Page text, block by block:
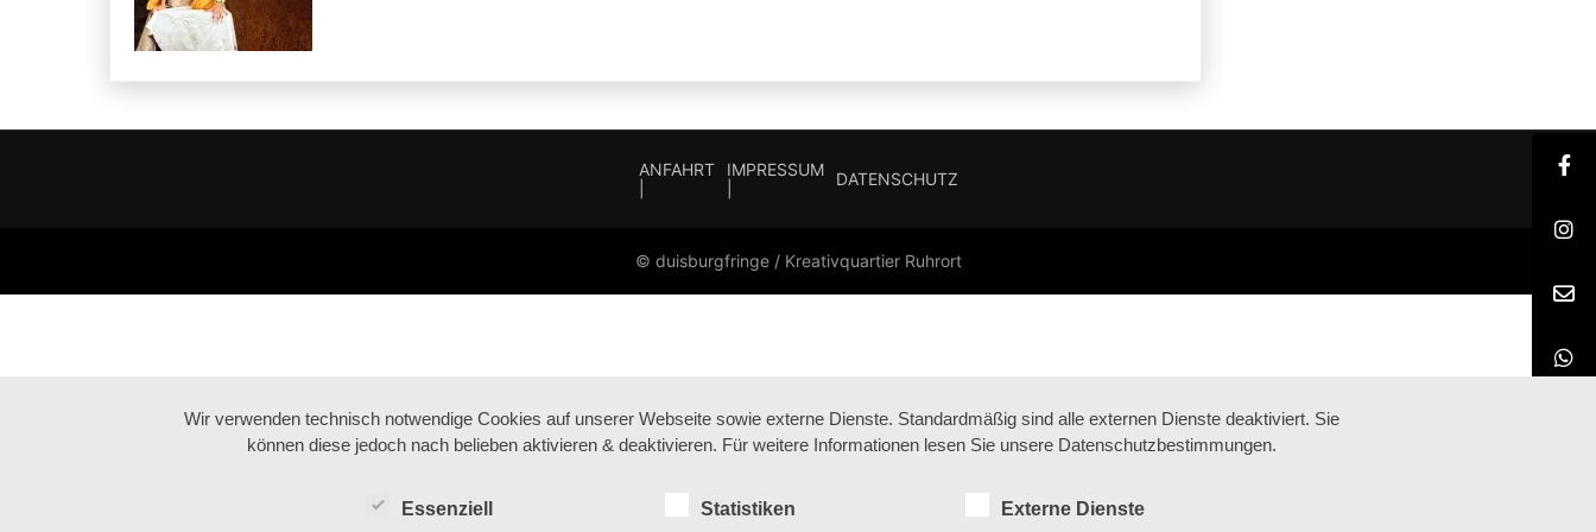
ANFAHRT
IMPRESSUM
DATENSCHUTZ
© duisburgfringe / Kreativquartier Ruhrort
Wir verwenden technisch notwendige Cookies auf unserer Webseite sowie externe Dienste. Standardmäßig sind alle externen Dienste deaktiviert. Sie
können diese jedoch nach belieben aktivieren & deaktivieren. Für weitere Informationen lesen Sie unsere Datenschutzbestimmungen.
Essenziell Statistiken Externe Dienste